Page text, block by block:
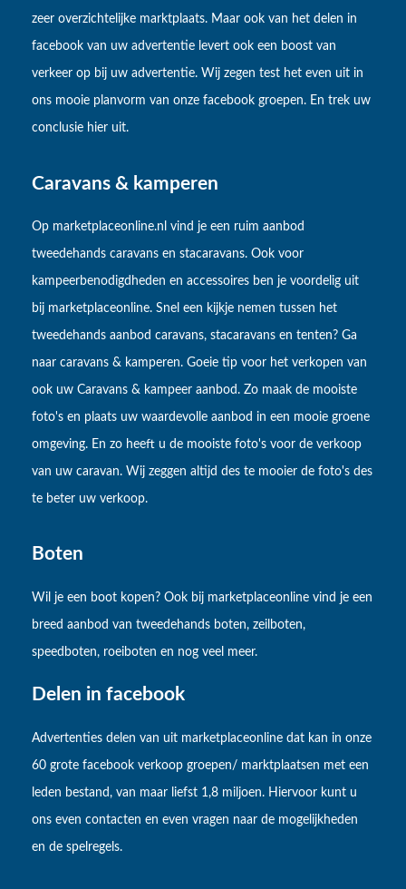
zeer overzichtelijke marktplaats. Maar ook van het delen in
facebook van uw advertentie levert ook een boost van
verkeer op bij uw advertentie. Wij zegen test het even uit in
ons mooie planvorm van onze facebook groepen. En trek uw
conclusie hier uit.
Caravans & kamperen
Op marketplaceonline.nl vind je een ruim aanbod
tweedehands caravans en stacaravans. Ook voor
kampeerbenodigdheden en accessoires ben je voordelig uit
bij marketplaceonline. Snel een kijkje nemen tussen het
tweedehands aanbod caravans, stacaravans en tenten? Ga
naar caravans & kamperen. Goeie tip voor het verkopen van
ook uw Caravans & kampeer aanbod. Zo maak de mooiste
foto's en plaats uw waardevolle aanbod in een mooie groene
omgeving. En zo heeft u de mooiste foto's voor de verkoop
van uw caravan. Wij zeggen altijd des te mooier de foto's des
te beter uw verkoop.
Boten
Wil je een boot kopen? Ook bij marketplaceonline vind je een
breed aanbod van tweedehands boten, zeilboten,
speedboten, roeiboten en nog veel meer.
Delen in facebook
Advertenties delen van uit marketplaceonline dat kan in onze
60 grote facebook verkoop groepen/ marktplaatsen met een
leden bestand, van maar liefst 1,8 miljoen. Hiervoor kunt u
ons even contacten en even vragen naar de mogelijkheden
en de spelregels.